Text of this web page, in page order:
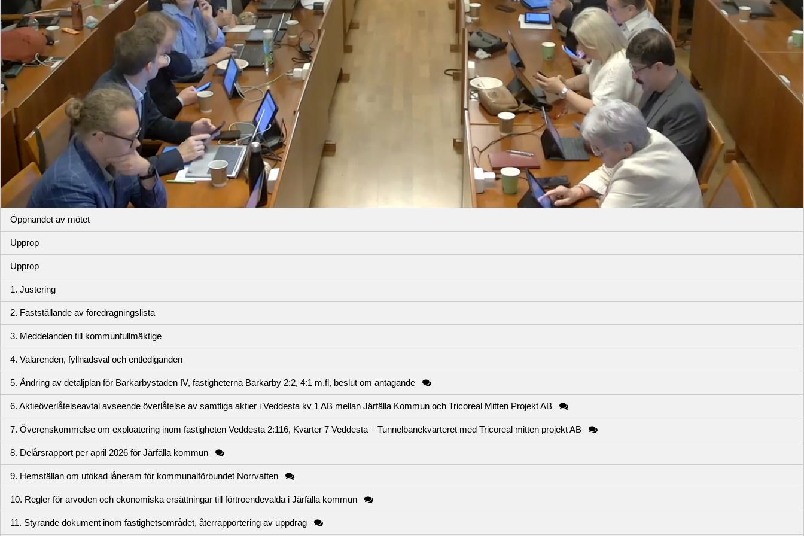
Öppnandet av mötet
Upprop
Upprop
1. Justering
2. Fastställande av föredragningslista
3. Meddelanden till kommunfullmäktige
4. Valärenden, fyllnadsval och entlediganden
5. Ändring av detaljplan för Barkarbystaden IV, fastigheterna Barkarby 2:2, 4:1 m.fl, beslut om antagande
6. Aktieöverlåtelseavtal avseende överlåtelse av samtliga aktier i Veddesta kv 1 AB mellan Järfälla Kommun och Tricoreal Mitten Projekt AB
7. Överenskommelse om exploatering inom fastigheten Veddesta 2:116, Kvarter 7 Veddesta – Tunnelbanekvarteret med Tricoreal mitten projekt AB
8. Delårsrapport per april 2026 för Järfälla kommun
9. Hemställan om utökad låneram för kommunalförbundet Norrvatten
10. Regler för arvoden och ekonomiska ersättningar till förtroendevalda i Järfälla kommun
11. Styrande dokument inom fastighetsområdet, återrapportering av uppdrag